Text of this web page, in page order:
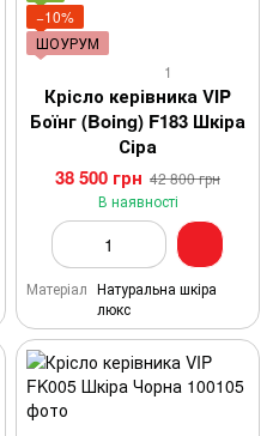
−10%
ШОУРУМ
1
Крісло керівника VIP
Боїнг (Boing) F183 Шкіра
Сіра
38 500 грн 42 800 грн
В наявності
Матеріал Натуральна шкіра
люкс